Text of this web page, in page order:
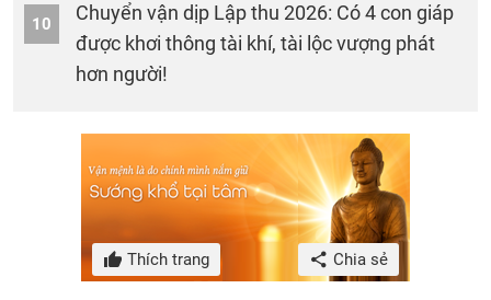
10
Chuyển vận dịp Lập thu 2026: Có 4 con giáp
được khơi thông tài khí, tài lộc vượng phát
hơn người!
Thích trang Chia sẻ